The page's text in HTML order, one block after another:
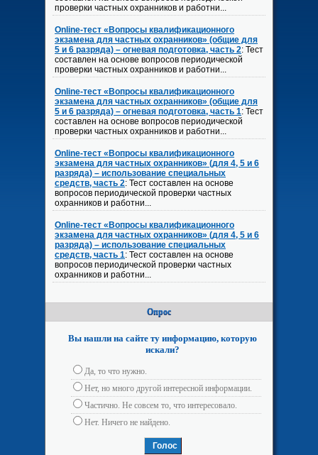
проверки частных охранников и работни...
Online-тест «Вопросы квалификационного
экзамена для частных охранников» (общие для
5 и 6 разряда) – огневая подготовка, часть 2: Тест
составлен на основе вопросов периодической
проверки частных охранников и работни...
Online-тест «Вопросы квалификационного
экзамена для частных охранников» (общие для
5 и 6 разряда) – огневая подготовка, часть 1: Тест
составлен на основе вопросов периодической
проверки частных охранников и работни...
Online-тест «Вопросы квалификационного
экзамена для частных охранников» (для 4, 5 и 6
разряда) – использование специальных
средств, часть 2: Тест составлен на основе
вопросов периодической проверки частных
охранников и работни...
Online-тест «Вопросы квалификационного
экзамена для частных охранников» (для 4, 5 и 6
разряда) – использование специальных
средств, часть 1: Тест составлен на основе
вопросов периодической проверки частных
охранников и работни...
Опрос
Вы нашли на сайте ту информацию, которую
искали?
Да, то что нужно.
Нет, но много другой интересной информации.
Частично. Не совсем то, что интересовало.
Нет. Ничего не найдено.